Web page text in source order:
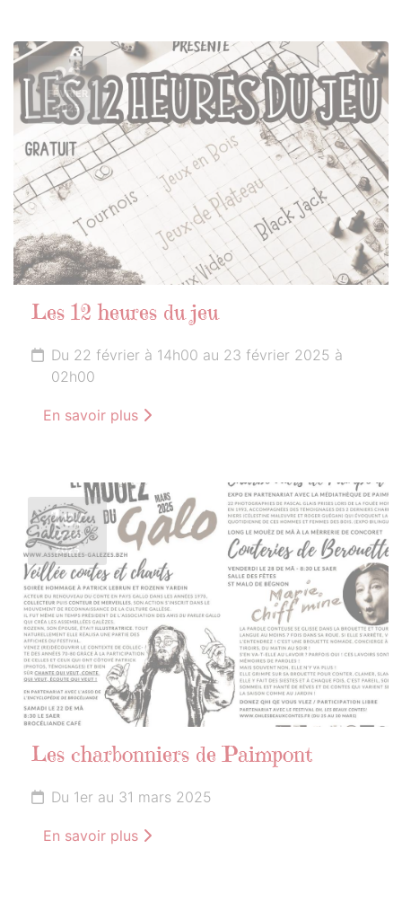
22
FÉVRIER
2025
Les 12 heures du jeu
Du 22 février à 14h00 au 23 février 2025 à
02h00
En savoir plus
1er
MARS
2025
Les charbonniers de Paimpont
Du 1er au 31 mars 2025
En savoir plus